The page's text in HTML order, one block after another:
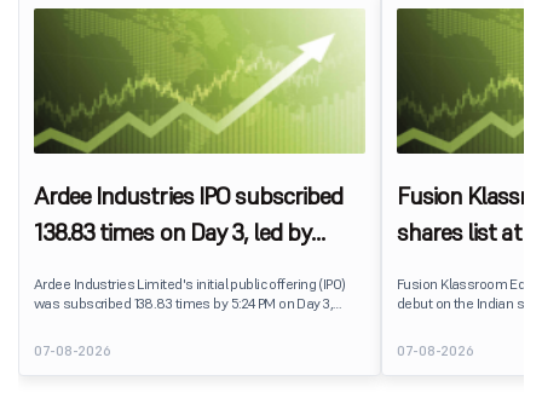
Ardee Industries IPO subscribed
138.83 times on Day 3, led by
Ardee Industries Limited's initial public offering (IPO)
was subscribed 138.83 times by 5:24 PM on Day 3,
7,80,88,05,383 shares against 5,62,46,366 shares
available for subscription.
07-08-2026
Fusion
shares list at
Fusion Klassroom
debut on the Indian
delivering a premium of
price of ₹159. The
investors, reflecting
07-08-2026